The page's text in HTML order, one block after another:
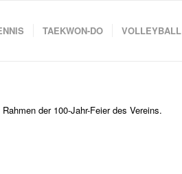
TAEKWON-DO VOLLEYBALL
der 100-Jahr-Feier des Vereins.